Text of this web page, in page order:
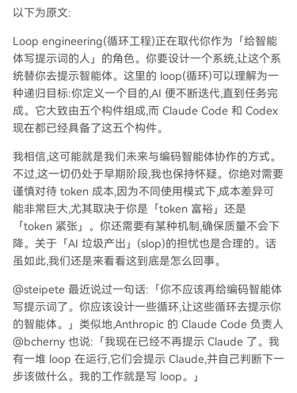
以下为原文:
Loop engineering(循环工程)正在取代你作为「给智能
体写提示词的人」的角色。你要设计一个系统,让这个系
统替你去提示智能体。这里的 loop(循环)可以理解为一
种递归目标:你定义一个目的,AI 便不断迭代,直到任务完
成。它大致由五个构件组成,而 Claude Code 和 Codex
现在都已经具备了这五个构件。
我相信,这可能就是我们未来与编码智能体协作的方式。
不过,这一切仍处于早期阶段,我也保持怀疑。你绝对需要
谨慎对待 token 成本,因为不同使用模式下,成本差异可
能非常巨大,尤其取决于你是「token 富裕」还是
「token 紧张」。你还需要有某种机制,确保质量不会下
降。关于「AI 垃圾产出」(slop)的担忧也是合理的。话
虽如此,我们还是来看看这到底是怎么回事。
@steipete 最近说过一句话:「你不应该再给编码智能体
写提示词了。你应该设计一些循环,让这些循环去提示你
的智能体。」类似地,Anthropic 的 Claude Code 负责人
@bcherny 也说:「我现在已经不再提示 Claude 了。我
有一堆 loop 在运行,它们会提示 Claude,并自己判断下一
步该做什么。我的工作就是写 loop。」